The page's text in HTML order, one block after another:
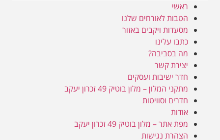
ראשי
הטבות לאורחים שלנו
מסעדות ויקבים באזור
כתבו עלינו
מה בסביבה?
יצירת קשר
חדר ישיבות ועסקים
מתקני המלון – מלון בוטיק 49 זכרון יעקב
חדרים וסוויטות
אודות
מפת אתר – מלון בוטיק 49 זכרון יעקב
הצהרת נגישות